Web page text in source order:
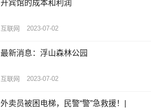
开宾馆的成本和利润
互联网 2023-07-02
最新消息：浮山森林公园
互联网 2023-07-02
外卖员被困电梯，民警“警”急救援！|